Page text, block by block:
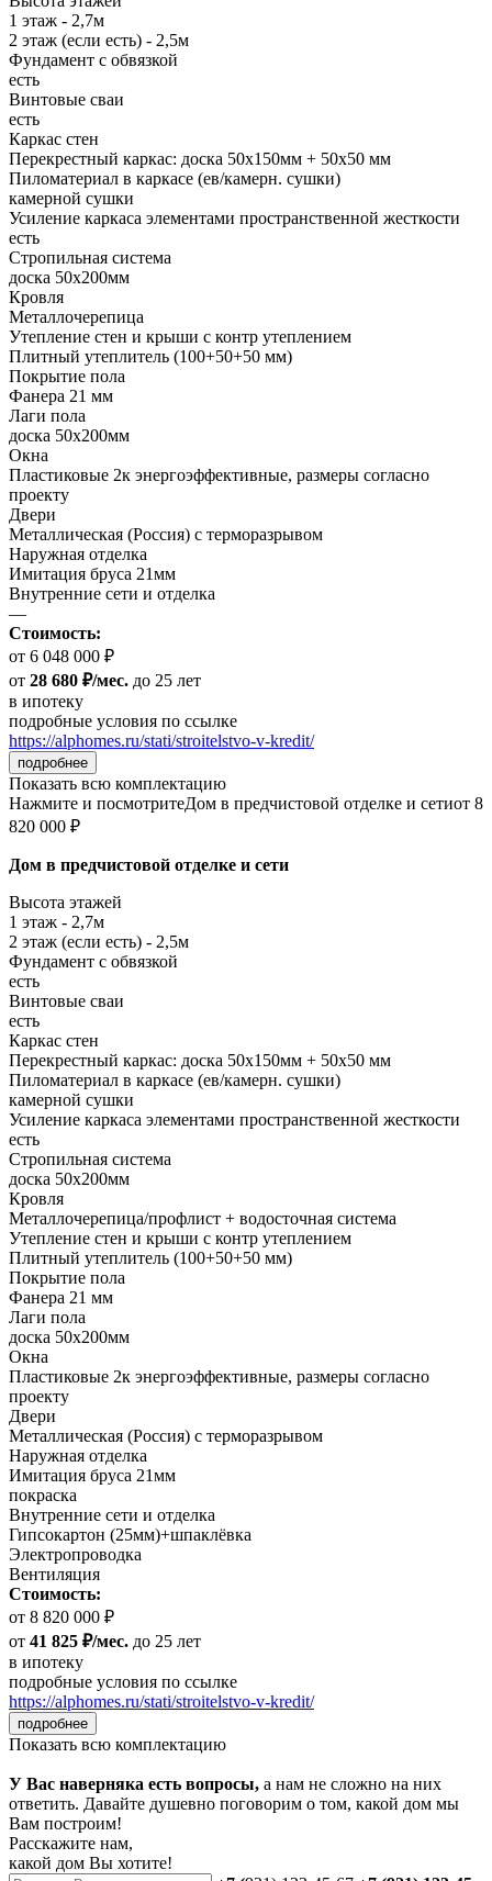
1 этаж - 2,7м
2 этаж (если есть) - 2,5м
Фундамент с обвязкой
есть
Винтовые сваи
есть
Каркас стен
Перекрестный каркас: доска 50х150мм + 50х50 мм
Пиломатериал в каркасе (ев/камерн. сушки)
камерной сушки
Усиление каркаса элементами пространственной жесткости
есть
Стропильная система
доска 50х200мм
Кровля
Металлочерепица
Утепление стен и крыши с контр утеплением
Плитный утеплитель (100+50+50 мм)
Покрытие пола
Фанера 21 мм
Лаги пола
доска 50х200мм
Окна
Пластиковые 2к энергоэффективные, размеры согласно
проекту
Двери
Металлическая (Россия) с терморазрывом
Наружная отделка
Имитация бруса 21мм
Внутренние сети и отделка
—
Стоимость:
от 6 048 000 ₽
от 28 680 ₽/мес. до 25 лет
в ипотеку
подробные условия по ссылке
https://alphomes.ru/stati/stroitelstvo-v-kredit/
подробнее
Показать всю комплектацию
Нажмите и посмотритеДом в предчистовой отделке и сетиот 8
820 000 ₽
Дом в предчистовой отделке и сети
Высота этажей
1 этаж - 2,7м
2 этаж (если есть) - 2,5м
Фундамент с обвязкой
есть
Винтовые сваи
есть
Каркас стен
Перекрестный каркас: доска 50х150мм + 50х50 мм
Пиломатериал в каркасе (ев/камерн. сушки)
камерной сушки
Усиление каркаса элементами пространственной жесткости
есть
Стропильная система
доска 50х200мм
Кровля
Металлочерепица/профлист + водосточная система
Утепление стен и крыши с контр утеплением
Плитный утеплитель (100+50+50 мм)
Покрытие пола
Фанера 21 мм
Лаги пола
доска 50х200мм
Окна
Пластиковые 2к энергоэффективные, размеры согласно
проекту
Двери
Металлическая (Россия) с терморазрывом
Наружная отделка
Имитация бруса 21мм
покраска
Внутренние сети и отделка
Гипсокартон (25мм)+шпаклёвка
Электропроводка
Вентиляция
Стоимость:
от 8 820 000 ₽
от 41 825 ₽/мес. до 25 лет
в ипотеку
подробные условия по ссылке
https://alphomes.ru/stati/stroitelstvo-v-kredit/
подробнее
Показать всю комплектацию
У Вас наверняка есть вопросы, а нам не сложно на них
ответить. Давайте душевно поговорим о том, какой дом мы
Вам построим!
Расскажите нам,
какой дом Вы хотите!